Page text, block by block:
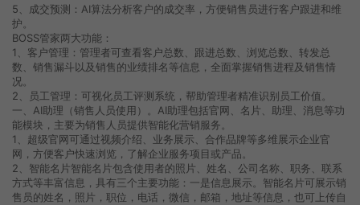
5、成交预测：AI算法分析客户的成交率，方便销售员进行客户跟进和维
护。
BOSS管家两大功能：
1、客户管理：管理者可查看客户总数、跟进总数、浏览总数、转发总
数、销售漏斗以及销售的业绩排名等信息，全面掌握销售进程及销售情
况。
2、员工管理：可视化员工评测系统，帮助管理者精准识别员工价值。
一、AI助理（销售人员使用）。AI助理包括官网、名片、助理、消息等功
能模块，主要为销售人员提供智能化营销服务。
1、超级官网可通过视频介绍、业务展示、合作品牌等多维展示企业官
网，方便客户快速浏览，了解企业服务项目或产品。
2、智能名片智能名片包含使用者的照片、姓名、公司名称、职务、联系
方式等丰富信息，具有三个主要功能：一是信息展示。智能名片可展示销
售员的姓名，照片，职位，电话，微信，邮箱，地址等信息，也可上传自